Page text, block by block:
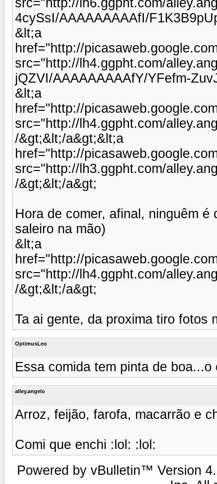
4cySsI/AAAAAAAAAfI/
&lt;a
href="http://
src="http://lh4.ggpht.com/
jQZVI/AAAAAAAAAfY/YFefm-
&lt;a
href="http://
src="http://lh4.ggpht.com/
/&gt;&lt;/a&gt;&lt;a
href="http://
src="http://lh3.ggpht.com/
/&gt;&lt;/a&gt;
Hora de comer, afinal, ninguêm
saleiro na mão)
&lt;a
href="http://
src="http://lh4.ggpht.com/
/&gt;&lt;/a&gt;
Ta ai gente, da proxima tiro fotos
OptimusLeo
Essa comida tem pinta de boa...o
alley.angelo
Arroz, feijão, farofa, macarrão e
Comi que enchi :lol: :lol:
Powered by vBulletin™ Version